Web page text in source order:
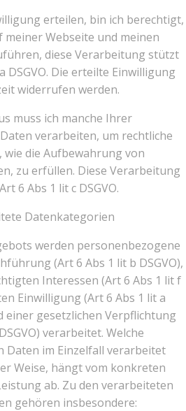
erteilen, bin ich berechtigt,
meiner Webseite und meinen
diese Verarbeitung stützt
DSGVO. Die erteilte Einwilligung
widerrufen werden.
muss ich manche Ihrer
verarbeiten, um rechtliche
die Aufbewahrung von
zu erfüllen. Diese Verarbeitung
6 Abs 1 lit c DSGVO.
Datenkategorien
werden personenbezogene
(Art 6 Abs 1 lit b DSGVO),
Interessen (Art 6 Abs 1 lit f
Einwilligung (Art 6 Abs 1 lit a
einer gesetzlichen Verpflichtung
verarbeitet. Welche
Daten im Einzelfall verarbeitet
Weise, hängt vom konkreten
ab. Zu den verarbeiteten
gehören insbesondere: